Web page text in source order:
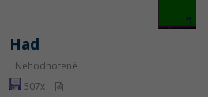
Had
Nehodnotené
507x